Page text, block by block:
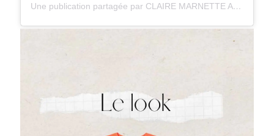
Une publication partagée par CLAIRE MARNETTE ALLEGRETTI (@milkywaysblueyes)